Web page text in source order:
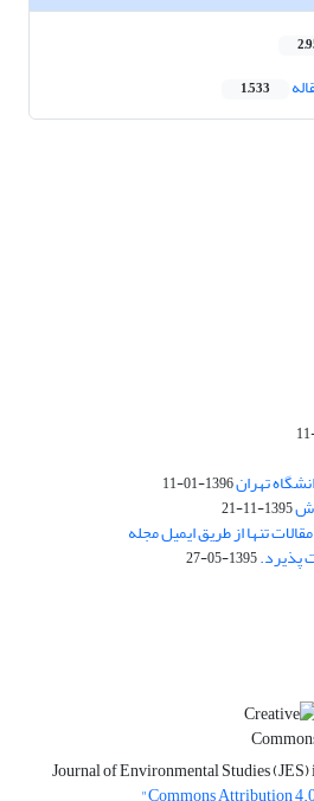
1,533
تهران1396-01-11
1395-11-21
تنها از طریق ایمیل مجله
1395-05-27
Journal of Environmental Studies (JES)